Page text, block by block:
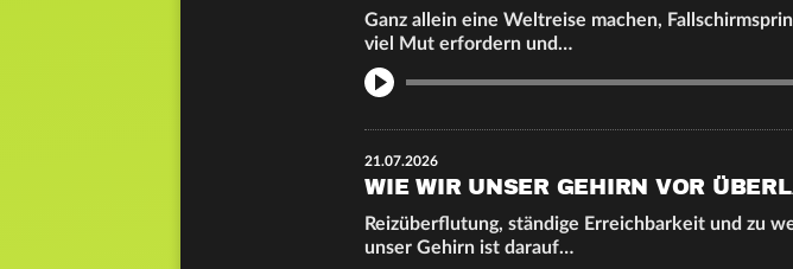
Ganz allein eine Weltreise machen,
viel Mut erfordern und…
21.07.2026
WIE WIR UNSER GEHIRN VOR
Reizüberflutung, ständige Erreichbarkeit und zu
unser Gehirn ist darauf…